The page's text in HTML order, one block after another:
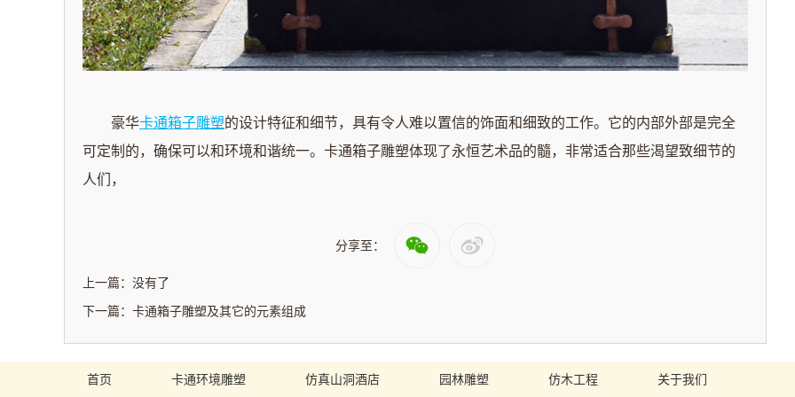
豪华卡通箱子雕塑的设计特征和细节，具有令人难以置信的饰面和细致的工作。它的内部外部是完全
可定制的，确保可以和环境和谐统一。卡通箱子雕塑体现了永恒艺术品的髓，非常适合那些渴望致细节的
人们，
分享至：
上一篇：没有了
下一篇： 卡通箱子雕塑及其它的元素组成
首页 卡通环境雕塑 仿真山洞酒店 园林雕塑 仿木工程 关于我们